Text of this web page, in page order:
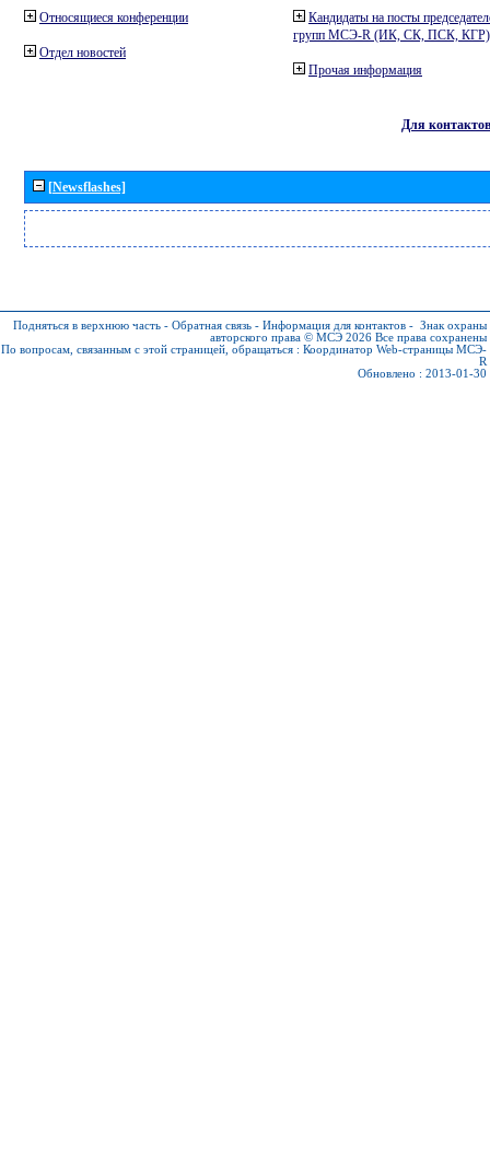
Относящиеся конференции
Отдел новостей
Кандидаты на посты
групп МСЭ-R (ИК, СК, ПСК, КГР)
Прочая информация
Для контактов
[Newsflashes]
Подняться в верхнюю часть - Обратная связь - Информация для контактов - Знак охраны
авторского права © МСЭ 2026 Все права сохранены
По вопросам, связанным с этой страницей, обращаться : Координатор Web-страницы МСЭ-
R
Обновлено : 2013-01-30